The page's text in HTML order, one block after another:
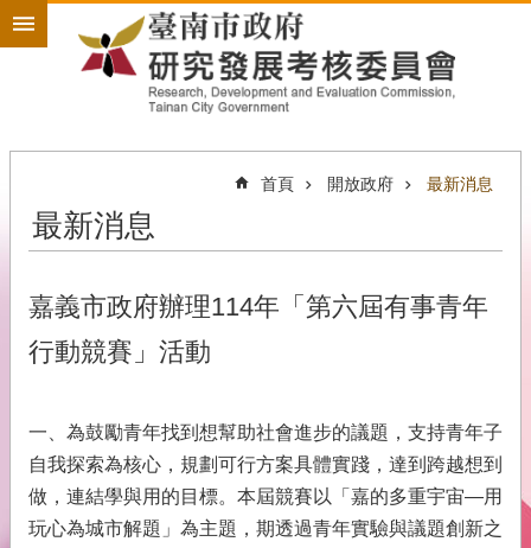
跳到主要內容區塊
搜
尋
政
策
劃
為
民
開
放
政
府
首頁 開放政府 最新消息
最新消息
嘉義市政府辦理114年「第六屆有事青年
行動競賽」活動
一、為鼓勵青年找到想幫助社會進步的議題，支持青年子
自我探索為核心，規劃可行方案具體實踐，達到跨越想到
做，連結學與用的目標。本屆競賽以「嘉的多重宇宙—用
玩心為城市解題」為主題，期透過青年實驗與議題創新之